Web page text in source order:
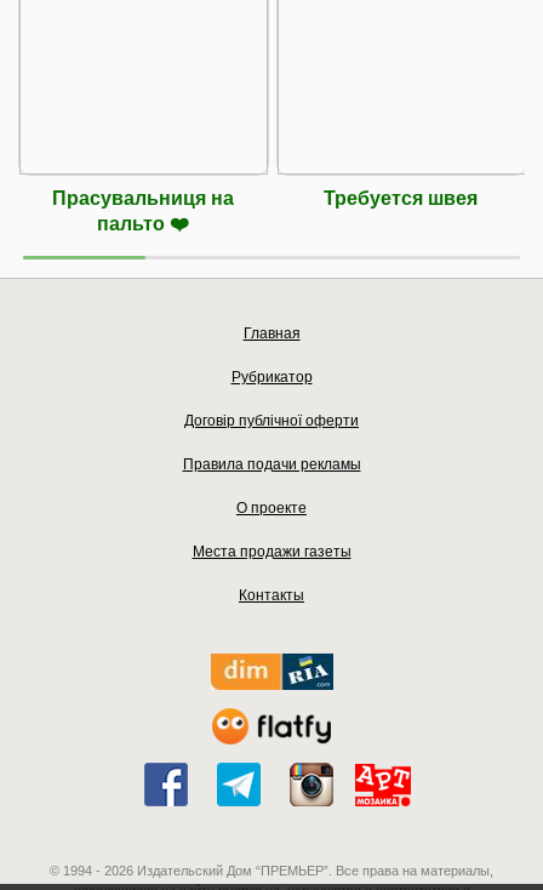
Прасувальниця на
пальто ❤️
Требуется швея
Главная
Рубрикатор
Договір публічної оферти
Правила подачи рекламы
О проекте
Места продажи газеты
Контакты
© 1994 - 2026 Издательский Дом “ПРЕМЬЕР”. Все права на материалы,